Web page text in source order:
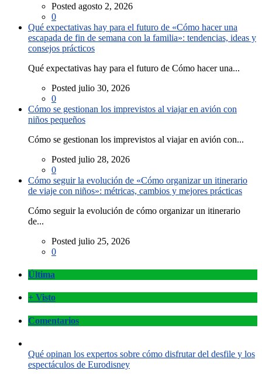
Posted agosto 2, 2026
0
Qué expectativas hay para el futuro de «Cómo hacer una
escapada de fin de semana con la familia»: tendencias, ideas y
consejos prácticos
Qué expectativas hay para el futuro de Cómo hacer una...
Posted julio 30, 2026
0
Cómo se gestionan los imprevistos al viajar en avión con
niños pequeños
Cómo se gestionan los imprevistos al viajar en avión con...
Posted julio 28, 2026
0
Cómo seguir la evolución de «Cómo organizar un itinerario
de viaje con niños»: métricas, cambios y mejores prácticas
Cómo seguir la evolución de cómo organizar un itinerario
de...
Posted julio 25, 2026
0
Última
+ Visto
Comentarios
Qué opinan los expertos sobre cómo disfrutar del desfile y los
espectáculos de Eurodisney